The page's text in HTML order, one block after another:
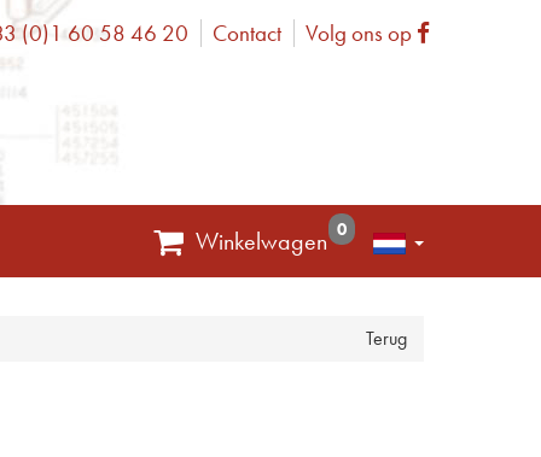
(0)1 60 58 46 20 Contact Volg ons op Facebook
Winkelwagen 0
Terug